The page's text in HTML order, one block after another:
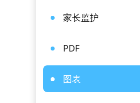
家长监护
PDF
图表